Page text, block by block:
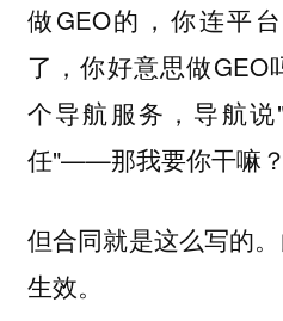
做GEO的，你连平
了，你好意思做GEO
个导航服务，导航
任"——那我要你干嘛？
但合同就是这么写的
生效。